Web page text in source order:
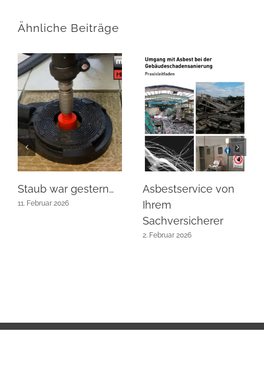
Ähnliche Beiträge
Staub war gestern…
11. Februar 2026
Asbestservice von
Ihrem
Sachversicherer
2. Februar 2026